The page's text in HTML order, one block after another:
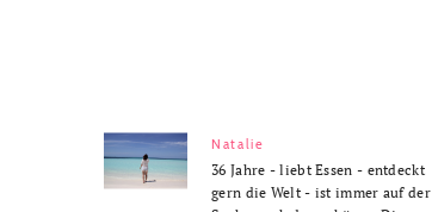
Natalie
36 Jahre - liebt Essen - entdeckt
gern die Welt - ist immer auf der